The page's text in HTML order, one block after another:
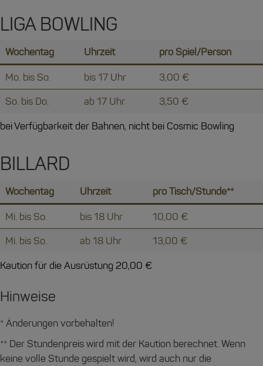
LIGA BOWLING
bei Verfügbarkeit der Bahnen, nicht bei Cosmic Bowling
Wochentag Uhrzeit
pro Spiel/Person
Mo. bis So.
bis 17 Uhr
3,00 €
So. bis Do.
ab 17 Uhr 3,50 €
BILLARD
Kaution für die Ausrüstung 20,00 €
Wochentag Uhrzeit
pro Tisch/Stunde**
Mi. bis So.
bis 18 Uhr
10,00 €
Mi. bis So.
ab 18 Uhr 13,00 €
Hinweise
* Änderungen vorbehalten!
** Der Stundenpreis wird mit der Kaution berechnet. Wenn
keine volle Stunde gespielt wird, wird auch nur die